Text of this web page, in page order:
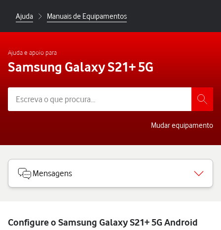
Ajuda Manuais de Equipamentos
Ajuda e apoio para
Samsung Galaxy S21+ 5G
Mudar equipamento
Mensagens
Configure o Samsung Galaxy S21+ 5G Android